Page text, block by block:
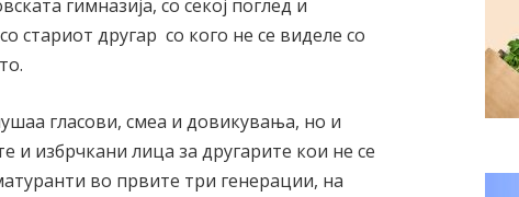
гимназија, со секој поглед и
стариот другар со кого не се виделе со
гласови, смеа и довикувања, но и
и избрчкани лица за другарите кои не се
во првите три генерации, на